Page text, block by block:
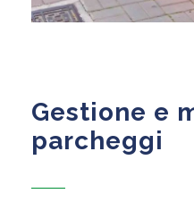
Gestione e
parcheggi